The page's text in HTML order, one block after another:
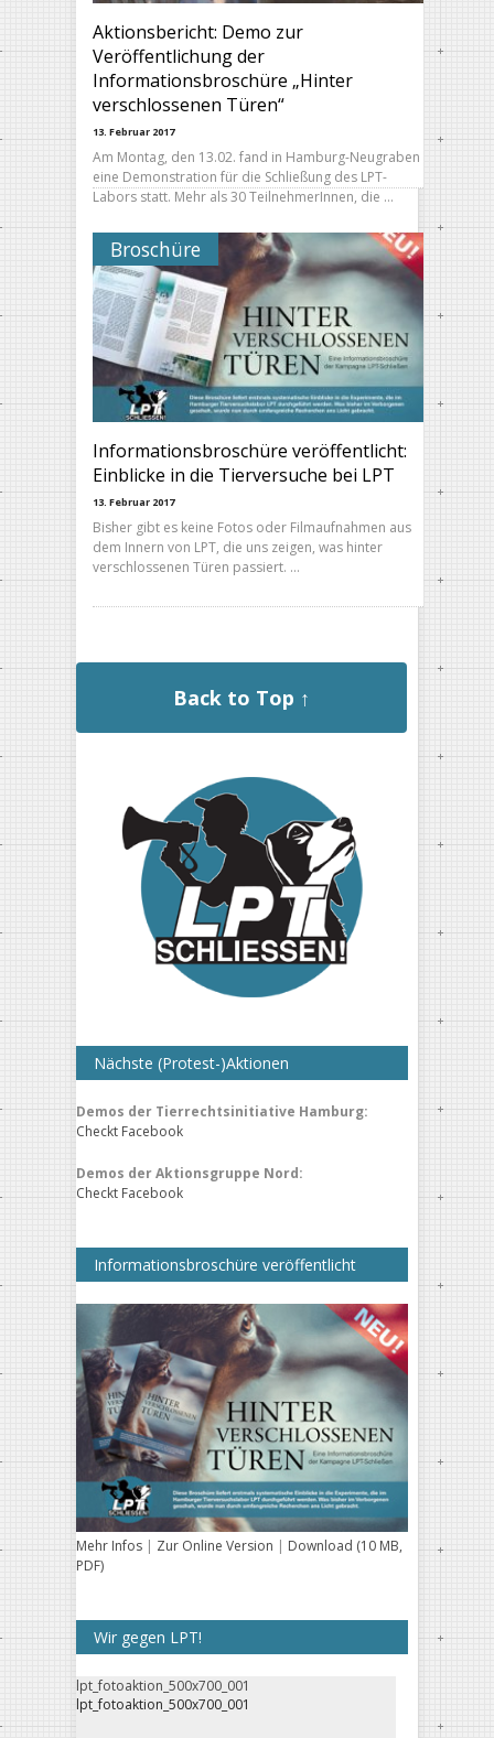
Aktionsbericht: Demo zur
Veröffentlichung der
Informationsbroschüre „Hinter
verschlossenen Türen“
13. Februar 2017
Am Montag, den 13.02. fand in Hamburg-Neugraben
eine Demonstration für die Schließung des LPT-
Labors statt. Mehr als 30 TeilnehmerInnen, die …
Broschüre
Informationsbroschüre veröffentlicht:
Einblicke in die Tierversuche bei LPT
13. Februar 2017
Bisher gibt es keine Fotos oder Filmaufnahmen aus
dem Innern von LPT, die uns zeigen, was hinter
verschlossenen Türen passiert. …
Back to Top ↑
Nächste (Protest-)Aktionen
Demos der Tierrechtsinitiative Hamburg:
Checkt Facebook
Demos der Aktionsgruppe Nord:
Checkt Facebook
Informationsbroschüre veröffentlicht
Mehr Infos | Zur Online Version | Download (10 MB,
PDF)
Wir gegen LPT!
lpt_fotoaktion_500x700_001
lpt_fotoaktion_500x700_001